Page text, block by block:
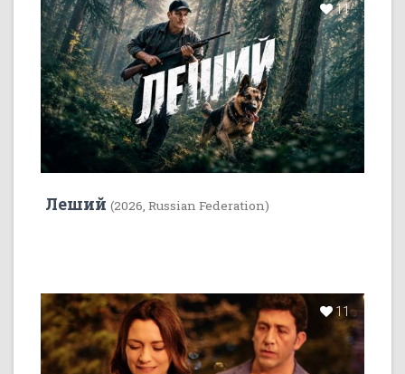
11
Леший (2026, Russian Federation)
11